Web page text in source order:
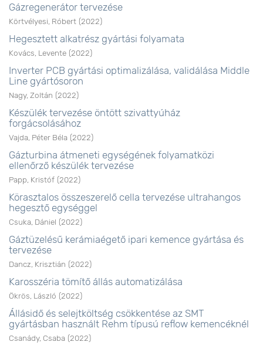
Gázregenerátor tervezése
Körtvélyesi, Róbert (2022)
Hegesztett alkatrész gyártási folyamata
Kovács, Levente (2022)
Inverter PCB gyártási optimalizálása, validálása Middle
Line gyártósoron
Nagy, Zoltán (2022)
Készülék tervezése öntött szivattyúház
forgácsolásához
Vajda, Péter Béla (2022)
Gázturbina átmeneti egységének folyamatközi
ellenőrző készülék tervezése
Papp, Kristóf (2022)
Körasztalos összeszerelő cella tervezése ultrahangos
hegesztő egységgel
Csuka, Dániel (2022)
Gáztüzelésű kerámiaégető ipari kemence gyártása és
tervezése
Dancz, Krisztián (2022)
Karosszéria tömítő állás automatizálása
Ökrös, László (2022)
Állásidő és selejtköltség csökkentése az SMT
gyártásban használt Rehm típusú reflow kemencéknél
Csanády, Csaba (2022)